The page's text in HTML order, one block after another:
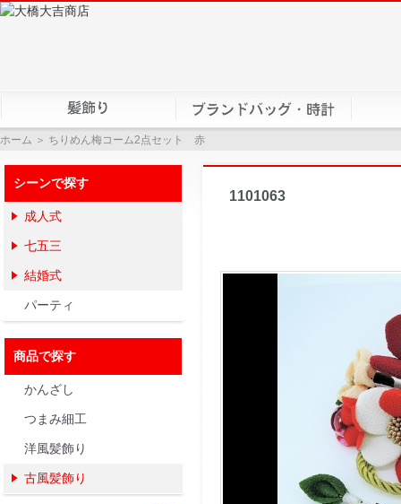
ホーム ＞ ちりめん梅コーム2点セット 赤
1101063
シーンで探す
成人式
七五三
結婚式
パーティ
商品で探す
かんざし
つまみ細工
洋風髪飾り
古風髪飾り